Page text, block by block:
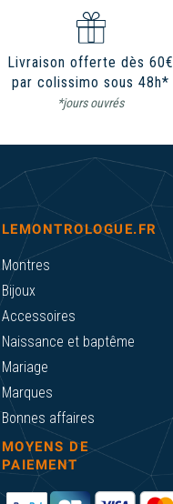
Livraison offerte dès 60€
par colissimo sous 48h*
*jours ouvrés
LEMONTROLOGUE.FR
Montres
Bijoux
Accessoires
Naissance et baptême
Mariage
Marques
Bonnes affaires
MOYENS DE
PAIEMENT